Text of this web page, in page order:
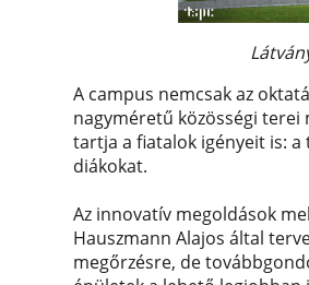
A campus nemcsak az
nagyméretű közösségi terei
tartja a fiatalok igényeit is: a
diákokat.
Az innovatív megoldások
Hauszmann Alajos által
megőrzésre, de